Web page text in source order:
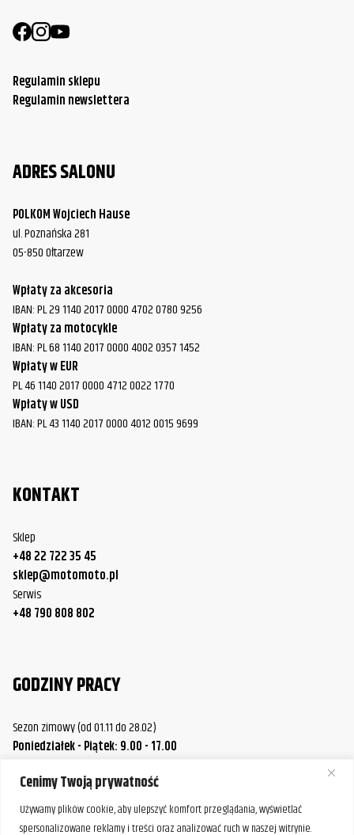
Cenimy Twoją prywatność
Używamy plików cookie, aby ulepszyć komfort przeglądania, wyświetlać
spersonalizowane reklamy i treści oraz analizować ruch w naszej witrynie.
Regulamin sklepu
Regulamin newslettera
ADRES SALONU
POLKOM Wojciech Hause
ul. Poznańska 281
05-850 Ołtarzew
Wpłaty za akcesoria
IBAN: PL 29 1140 2017 0000 4702 0780 9256
Wpłaty za motocykle
IBAN: PL 68 1140 2017 0000 4002 0357 1452
Wpłaty w EUR
PL 46 1140 2017 0000 4712 0022 1770
Wpłaty w USD
IBAN: PL 43 1140 2017 0000 4012 0015 9699
KONTAKT
Sklep
+48 22 722 35 45
sklep@motomoto.pl
Serwis
+48 790 808 802
GODZINY PRACY
Sezon zimowy (od 01.11 do 28.02)
Poniedziałek - Piątek: 9.00 - 17.00
Sezon letni (od 01.03 do 31.10)
Poniedziałek / Środa / Piątek: 9.00 - 17.00
Wtorek / Czwartek: 9.00 - 20.00